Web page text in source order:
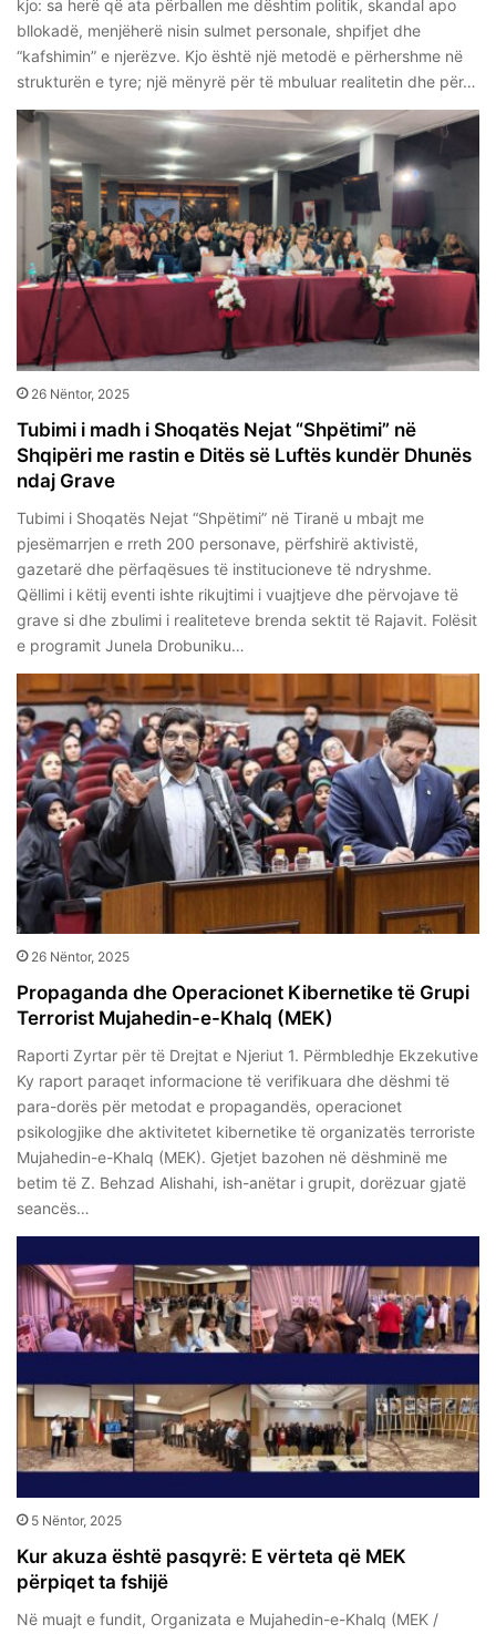
kjo: sa herë që ata përballen me dështim politik, skandal apo
bllokadë, menjëherë nisin sulmet personale, shpifjet dhe
“kafshimin” e njerëzve. Kjo është një metodë e përhershme në
strukturën e tyre; një mënyrë për të mbuluar realitetin dhe për…
26 Nëntor, 2025
Tubimi i madh i Shoqatës Nejat “Shpëtimi” në
Shqipëri me rastin e Ditës së Luftës kundër Dhunës
ndaj Grave
Tubimi i Shoqatës Nejat “Shpëtimi” në Tiranë u mbajt me
pjesëmarrjen e rreth 200 personave, përfshirë aktivistë,
gazetarë dhe përfaqësues të institucioneve të ndryshme.
Qëllimi i këtij eventi ishte rikujtimi i vuajtjeve dhe përvojave të
grave si dhe zbulimi i realiteteve brenda sektit të Rajavit. Folësit
e programit Junela Drobuniku…
26 Nëntor, 2025
Propaganda dhe Operacionet Kibernetike të Grupi
Terrorist Mujahedin-e-Khalq (MEK)
Raporti Zyrtar për të Drejtat e Njeriut 1. Përmbledhje Ekzekutive
Ky raport paraqet informacione të verifikuara dhe dëshmi të
para-dorës për metodat e propagandës, operacionet
psikologjike dhe aktivitetet kibernetike të organizatës terroriste
Mujahedin-e-Khalq (MEK). Gjetjet bazohen në dëshminë me
betim të Z. Behzad Alishahi, ish-anëtar i grupit, dorëzuar gjatë
seancës…
5 Nëntor, 2025
Kur akuza është pasqyrë: E vërteta që MEK
përpiqet ta fshijë
Në muajt e fundit, Organizata e Mujahedin-e-Khalq (MEK /